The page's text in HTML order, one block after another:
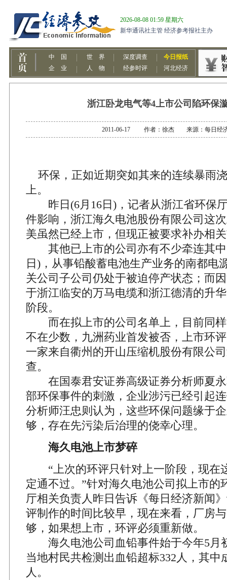
浙江卧龙电气等4上市公司陷环保
2011-06-17 作者：徐杰 来源：每日经
环保，正如近期突如其来的连续暴雨
上。
昨日(6月16日)，记者从浙江省环保
件影响，浙江海久电池股份有限公司这
美虽然已经上市，但现正被要求补办相
其他已上市的公司亦有不少牵连其中
日)，从事铅酸蓄电池生产业务的南都电
关公司子公司仍处于被迫停产状态；而
于浙江临安的万马电缆和浙江德清的升
阶段。
而在拟上市的公司名单上，目前同样
不在少数，九洲药业首发被否，上市环
一家来自衢州的开山压缩机股份有限公
查。
在国泰君安证券高级证券分析师夏永
部环保事件的刺激，企业涉污已经引起
分析师汪忠则认为，这些环保问题缘于
够，存在先污染后治理的侥幸心理。
海久电池上市梦碎
“上次的环评只针对上一阶段，现在
定通不过。”针对海久电池公司拟上市的
厅相关负责人昨日告诉《每日经济新闻
评制作的时间比较早，现在来看，厂房
够，如果想上市，环评必须重新做。
海久电池公司血铅事件始于今年5月
当地村民共检测出血铅超标332人，其中
人。